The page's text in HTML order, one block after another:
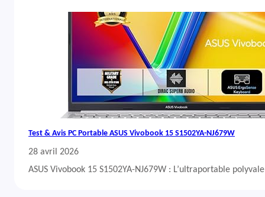
Test & Avis PC Portable ASUS Vivobook 15 S1502YA-NJ679W
28 avril 2026
ASUS Vivobook 15 S1502YA-NJ679W : L’ultraportable